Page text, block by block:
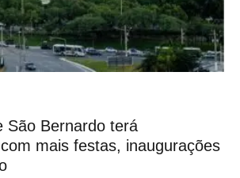
São Bernardo terá
mais festas, inaugurações